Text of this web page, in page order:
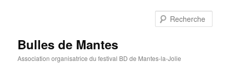
Bulles de Mantes
Association organisatrice du festival BD de Mantes-la-Jolie